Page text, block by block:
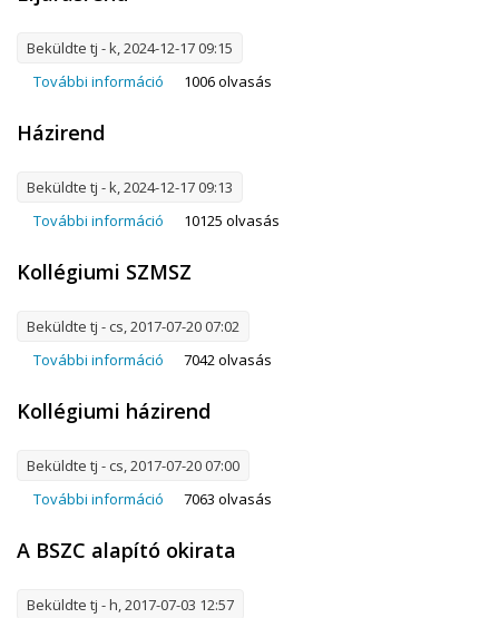
Beküldte tj - k, 2024-12-17 09:15
További információ Eljárásrend tartalommal kapcsolatosan
1006 olvasás
Házirend
Beküldte tj - k, 2024-12-17 09:13
További információ Házirend tartalommal kapcsolatosan
10125 olvasás
Kollégiumi SZMSZ
Beküldte tj - cs, 2017-07-20 07:02
További információ Kollégiumi SZMSZ tartalommal kapcsolatosan
7042 olvasás
Kollégiumi házirend
Beküldte tj - cs, 2017-07-20 07:00
További információ Kollégiumi házirend tartalommal kapcsolatosan
7063 olvasás
A BSZC alapító okirata
Beküldte tj - h, 2017-07-03 12:57